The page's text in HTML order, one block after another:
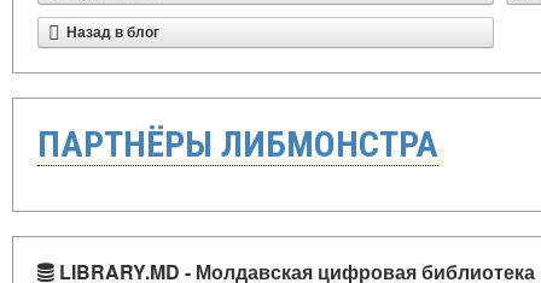
Назад в блог
ПАРТНЁРЫ ЛИБМОНСТРА
LIBRARY.MD - Молдавская цифровая библиотека